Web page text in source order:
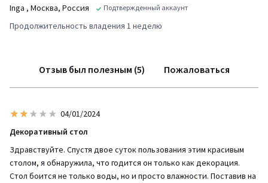
Inga , Москва, Россия Подтвержденный аккаунт
Продолжительность владения 1 неделю
Отзыв был полезным (5) Пожаловаться
04/01/2024
Декоративный стол
Здравствуйте. Спустя двое суток пользования этим красивым
столом, я обнаружила, что годится он только как декорация.
Стол боится не только воды, но и просто влажности. Поставив на